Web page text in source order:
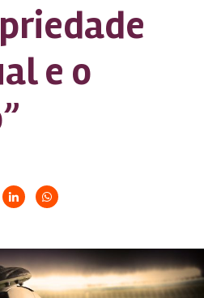
e o